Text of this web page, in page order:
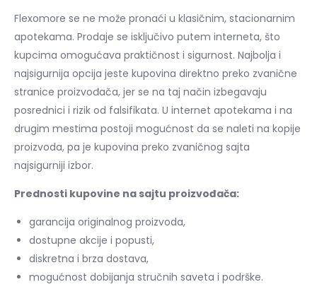
Flexomore se ne može pronaći u klasičnim, stacionarnim
apotekama. Prodaje se isključivo putem interneta, što
kupcima omogućava praktičnost i sigurnost. Najbolja i
najsigurnija opcija jeste kupovina direktno preko zvanične
stranice proizvođača, jer se na taj način izbegavaju
posrednici i rizik od falsifikata. U internet apotekama i na
drugim mestima postoji mogućnost da se naleti na kopije
proizvoda, pa je kupovina preko zvaničnog sajta
najsigurniji izbor.
Prednosti kupovine na sajtu proizvođača:
garancija originalnog proizvoda,
dostupne akcije i popusti,
diskretna i brza dostava,
mogućnost dobijanja stručnih saveta i podrške.